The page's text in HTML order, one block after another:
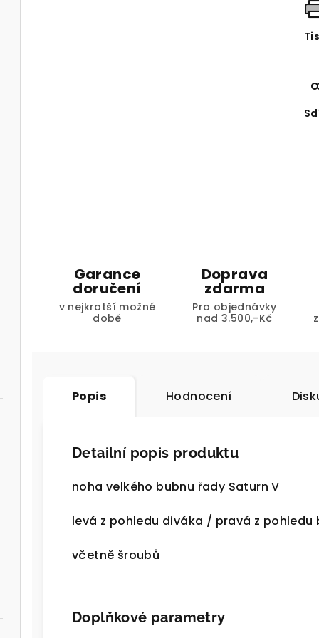
Garance
doručení
v nejkratší možné
době
Doprava
zdarma
Pro objednávky
nad 3.500,-Kč
Popis Hodnocení
Detailní popis produktu
noha velkého bubnu řady Saturn V
levá z pohledu diváka / pravá z pohledu
včetně šroubů
Doplňkové parametry